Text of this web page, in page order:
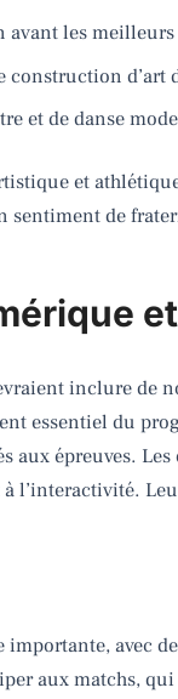
avant les
d’art
et de danse
et
sentiment de
inclure de
essentiel du
aux épreuves.
l’interactivité.
avec
aux matchs,